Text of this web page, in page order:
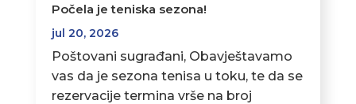
Počela je teniska sezona!
jul 20, 2026
Poštovani sugrađani, Obavještavamo
vas da je sezona tenisa u toku, te da se
rezervacije termina vrše na broj